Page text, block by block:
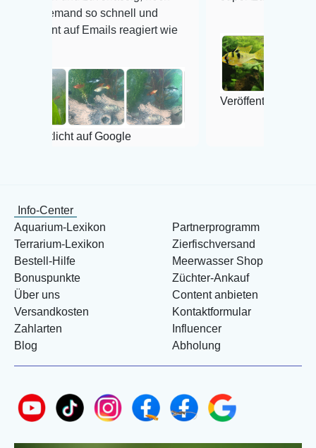
so schnell und
Emails reagiert wie
auf Google
Veröffentlicht auf Google
Info-Center
Aquarium-Lexikon
Terrarium-Lexikon
Bestell-Hilfe
Bonuspunkte
Über uns
Versandkosten
Zahlarten
Blog
Partnerprogramm
Zierfischversand
Meerwasser Shop
Züchter-Ankauf
Content anbieten
Kontaktformular
Influencer
Abholung